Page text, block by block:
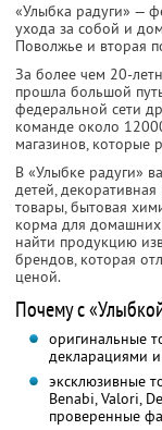
«Улыбка радуги» —
ухода за собой и
Поволжье и вторая
За более чем 20-
прошла большой
федеральной сети
команде около
магазинов, которые
В «Улыбке радуги»
детей,
товары, бытовая
корма для
найти продукцию
брендов, которая
ценой.
Почему с
оригинальные
декларациями и
эксклюзивные
Benabi, Valori,
проверенные